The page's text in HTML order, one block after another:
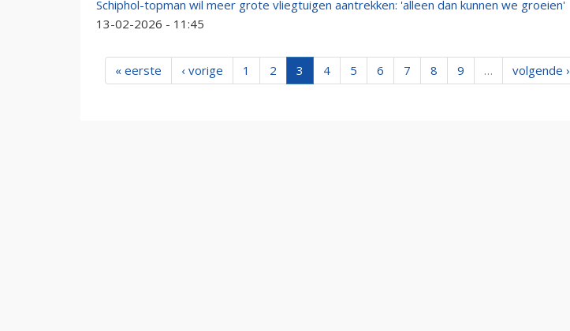
Schiphol-topman wil meer grote vliegtuigen aantrekken: 'alleen dan kunnen we groeien'
13-02-2026 - 11:45
« eerste ‹ vorige 1 2 3 4 5 6 7 8 9 … volgende ›